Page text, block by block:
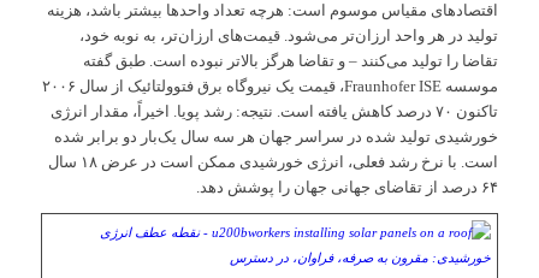
اقتصادهای مقیاس موسوم است: هرچه تعداد واحدها بیشتر باشد، هزینه
تولید در هر واحد ارزان‌تر می‌شود. قیمت‌های ارزان‌تر، به نوبه خود،
تقاضا را تولید می‌کنند – و تقاضا هرگز بالاتر نبوده است. طبق گفته
موسسه Fraunhofer ISE، قیمت یک نیروگاه برق فتوولتائیک از سال ۲۰۰۶
تاکنون ۷۰ درصد کاهش یافته است. نتیجه: رشد پویا. اخیراً، مقدار انرژی
خورشیدی تولید شده در سراسر جهان هر سه سال یک‌بار دو برابر شده
است. با نرخ رشد فعلی، انرژی خورشیدی ممکن است در عرض ۱۸ سال
۶۴ درصد از تقاضای جهانی جهان را پوشش دهد.